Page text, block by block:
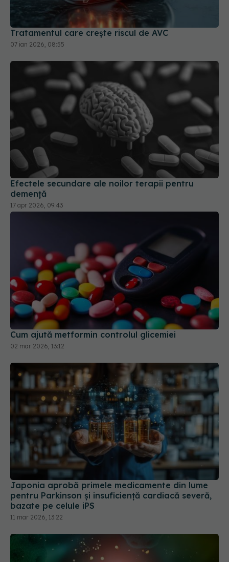
07 ian 2026, 08:55
Efectele secundare ale noilor terapii pentru
demență
17 apr 2026, 09:43
Cum ajută metformin controlul glicemiei
02 mar 2026, 13:12
Japonia aprobă primele medicamente din lume
pentru Parkinson și insuficiență cardiacă severă,
bazate pe celule iPS
11 mar 2026, 13:22